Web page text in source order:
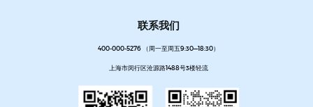
联系我们
400-000-5276 （周一至周五9:30—18:30）
上海市闵行区沧源路1488号3楼轻流